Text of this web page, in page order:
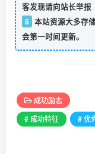
客发现请向站长举报
6 本站资源大多存
会第一时间更新。
成功励志
# 成功特征
# 优